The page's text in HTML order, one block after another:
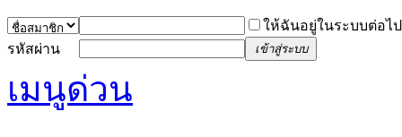
ให้ฉันอยู่ในระบบต่อไป
รหัสผ่าน
เข้าสู่ระบบ
เมนูด่วน